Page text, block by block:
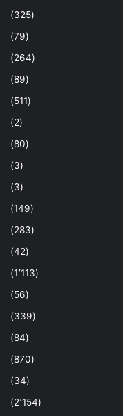
(325)
(79)
(264)
(89)
(511)
(2)
(80)
(3)
(3)
(149)
(283)
(42)
(1٬113)
(56)
(339)
(84)
(870)
(34)
(2٬154)